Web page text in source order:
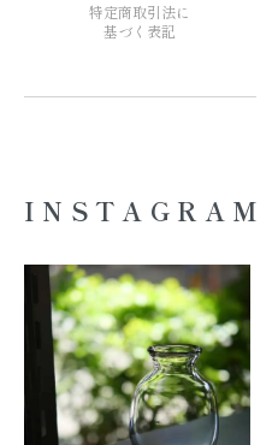
特定商取引法に
基づく表記
INSTAGRAM